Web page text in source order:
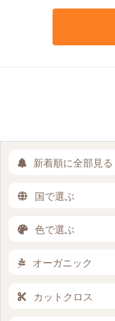
新着順に全部見る
国で選ぶ
色で選ぶ
オーガニック
カットクロス